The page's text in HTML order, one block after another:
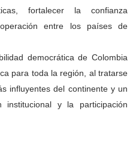
fortalecer la confianza
entre los países de
democrática de Colombia
para toda la región, al tratarse
influyentes del continente y un
institucional y la participación